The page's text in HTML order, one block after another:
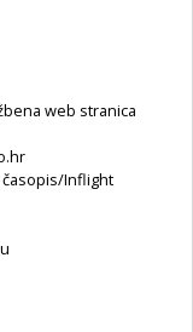
web stranica
časopis/Inflight